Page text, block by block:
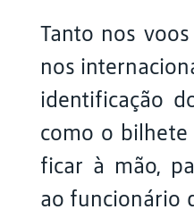
Tanto nos
nos
identificação
como o bilhete
ficar à mão,
ao funcionário